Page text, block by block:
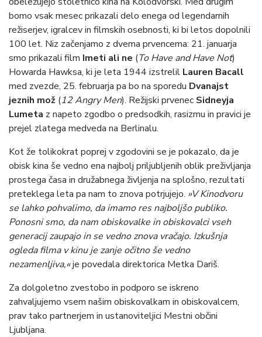
bomo vsak mesec prikazali delo enega od legendarnih
režiserjev, igralcev in filmskih osebnosti, ki bi letos dopolnili
100 let. Niz začenjamo z dvema prvencema: 21. januarja
smo prikazali film Imeti ali ne (To Have and Have Not)
Howarda Hawksa, ki je leta 1944 izstrelil Lauren Bacall
med zvezde, 25. februarja pa bo na sporedu Dvanajst
jeznih mož (12 Angry Men). Režijski prvenec Sidneyja
Lumeta z napeto zgodbo o predsodkih, rasizmu in pravici je
prejel zlatega medveda na Berlinalu.
Kot že tolikokrat poprej v zgodovini se je pokazalo, da je
obisk kina še vedno ena najbolj priljubljenih oblik preživljanja
prostega časa in družabnega življenja na splošno, rezultati
preteklega leta pa nam to znova potrjujejo. »V Kinodvoru
se lahko pohvalimo, da imamo res najboljšo publiko.
Ponosni smo, da nam obiskovalke in obiskovalci vseh
generacij zaupajo in se vedno znova vračajo. Izkušnja
ogleda filma v kinu je zanje očitno še vedno
nezamenljiva,«je povedala direktorica Metka Dariš.
Za dolgoletno zvestobo in podporo se iskreno
zahvaljujemo vsem našim obiskovalkam in obiskovalcem,
prav tako partnerjem in ustanoviteljici Mestni občini
Ljubljana.